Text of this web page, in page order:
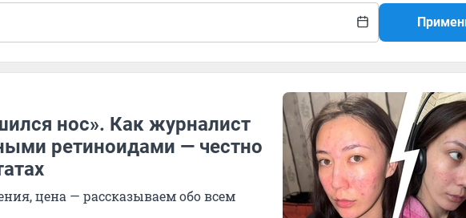
нос». Как журналист
ретиноидами — честно
цена — рассказываем обо всем